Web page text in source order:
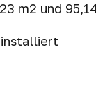
m2 und
installiert